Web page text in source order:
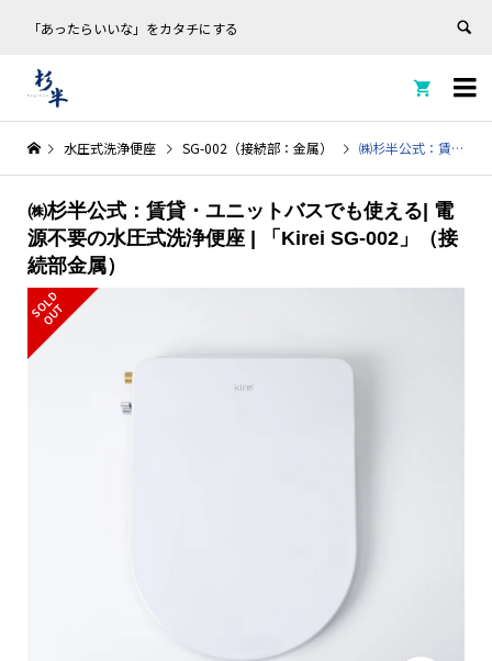
「あったらいいな」をカタチにする


水圧式洗浄便座 SG-002（接続部：金属） ㈱杉半公式：賃貸・ユニットバスでも使える| 電源不要の水圧式洗浄便座 | 「Kirei SG-002」（接続部金属）
㈱杉半公式：賃貸・ユニットバスでも使える| 電
源不要の水圧式洗浄便座 | 「Kirei SG-002」（接
続部金属）
S
O
L
D
O
U
T